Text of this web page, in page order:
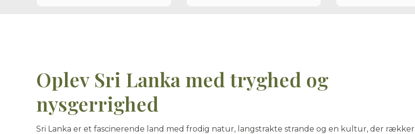
Oplev Sri Lanka med tryghed og
nysgerrighed
Sri Lanka er et fascinerende land med frodig natur, langstrakte strande og en kultur, der rækker